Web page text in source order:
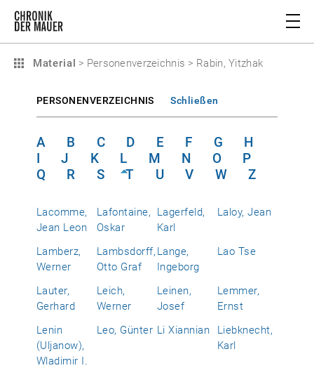
Material > Personenverzeichnis > Rabin, Yitzhak
PERSONENVERZEICHNIS Schließen
A B C D E F G
H
I
J K L M N O
P
Q
R S T U V W Z
Lacomme,
Jean Leon
Lafontaine,
Oskar
Lagerfeld,
Karl
Laloy, Jean
Lamberz,
Werner
Lambsdorff,
Otto Graf
Lange,
Ingeborg
Lao Tse
Lauter,
Gerhard
Leich,
Werner
Leinen,
Josef
Lemmer,
Ernst
Lenin
(Uljanow),
Wladimir I.
Leo, Günter Li Xiannian
Liebknecht,
Karl